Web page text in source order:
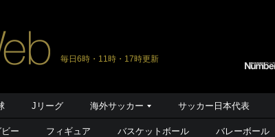
毎日6時・11時・17時更新
Jリーグ 海外サッカー サッカー日本代表
ー フィギュア バスケットボール バレーボール